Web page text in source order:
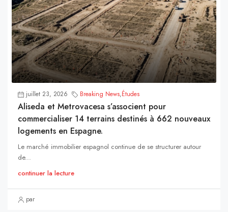
juillet 23, 2026 Breaking News,Études
Aliseda et Metrovacesa s’associent pour
commercialiser 14 terrains destinés à 662 nouveaux
logements en Espagne.
Le marché immobilier espagnol continue de se structurer autour
de...
continuer la lecture
par